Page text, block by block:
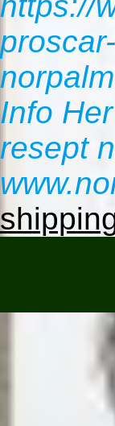
Info Her
resept